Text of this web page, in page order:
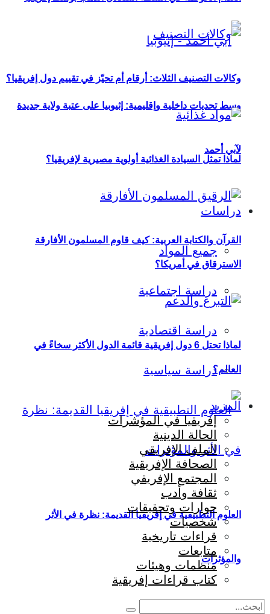
وسط تحديات داخلية وإقليمية: إثيوبيا على عتبة ولاية جديدة
لآبي أحمد
دراسات
جميع المواد
دراسة اجتماعية
دراسة اقتصادية
دراسة سياسية
العلوم التطبيقية في إفريقيا القديمة: نظرة في الأثر
والمؤثرات
وكالات التصنيف الثلاث: أرقام أم تحيّز في تقييم دول إفريقيا؟
لماذا تمثل السيادة الغذائية أولوية مصيرية لإفريقيا؟
القرآن والكتابة العربية: كيف قاوم المسلمون الأفارقة
الاسترقاق في أمريكا؟
لماذا تحتل 6 دول إفريقية قائمة الدول الأكثر سخاءً في
العالم؟
المزيد
إفريقيا في المؤشرات
الحالة الدينية
الملف الإفريقي
الصحافة الإفريقية
المجتمع الإفريقي
ثقافة وأدب
حوارات وتحقيقات
شخصيات
قراءات تاريخية
متابعات
منظمات وهيئات
كتاب قراءات إفريقية